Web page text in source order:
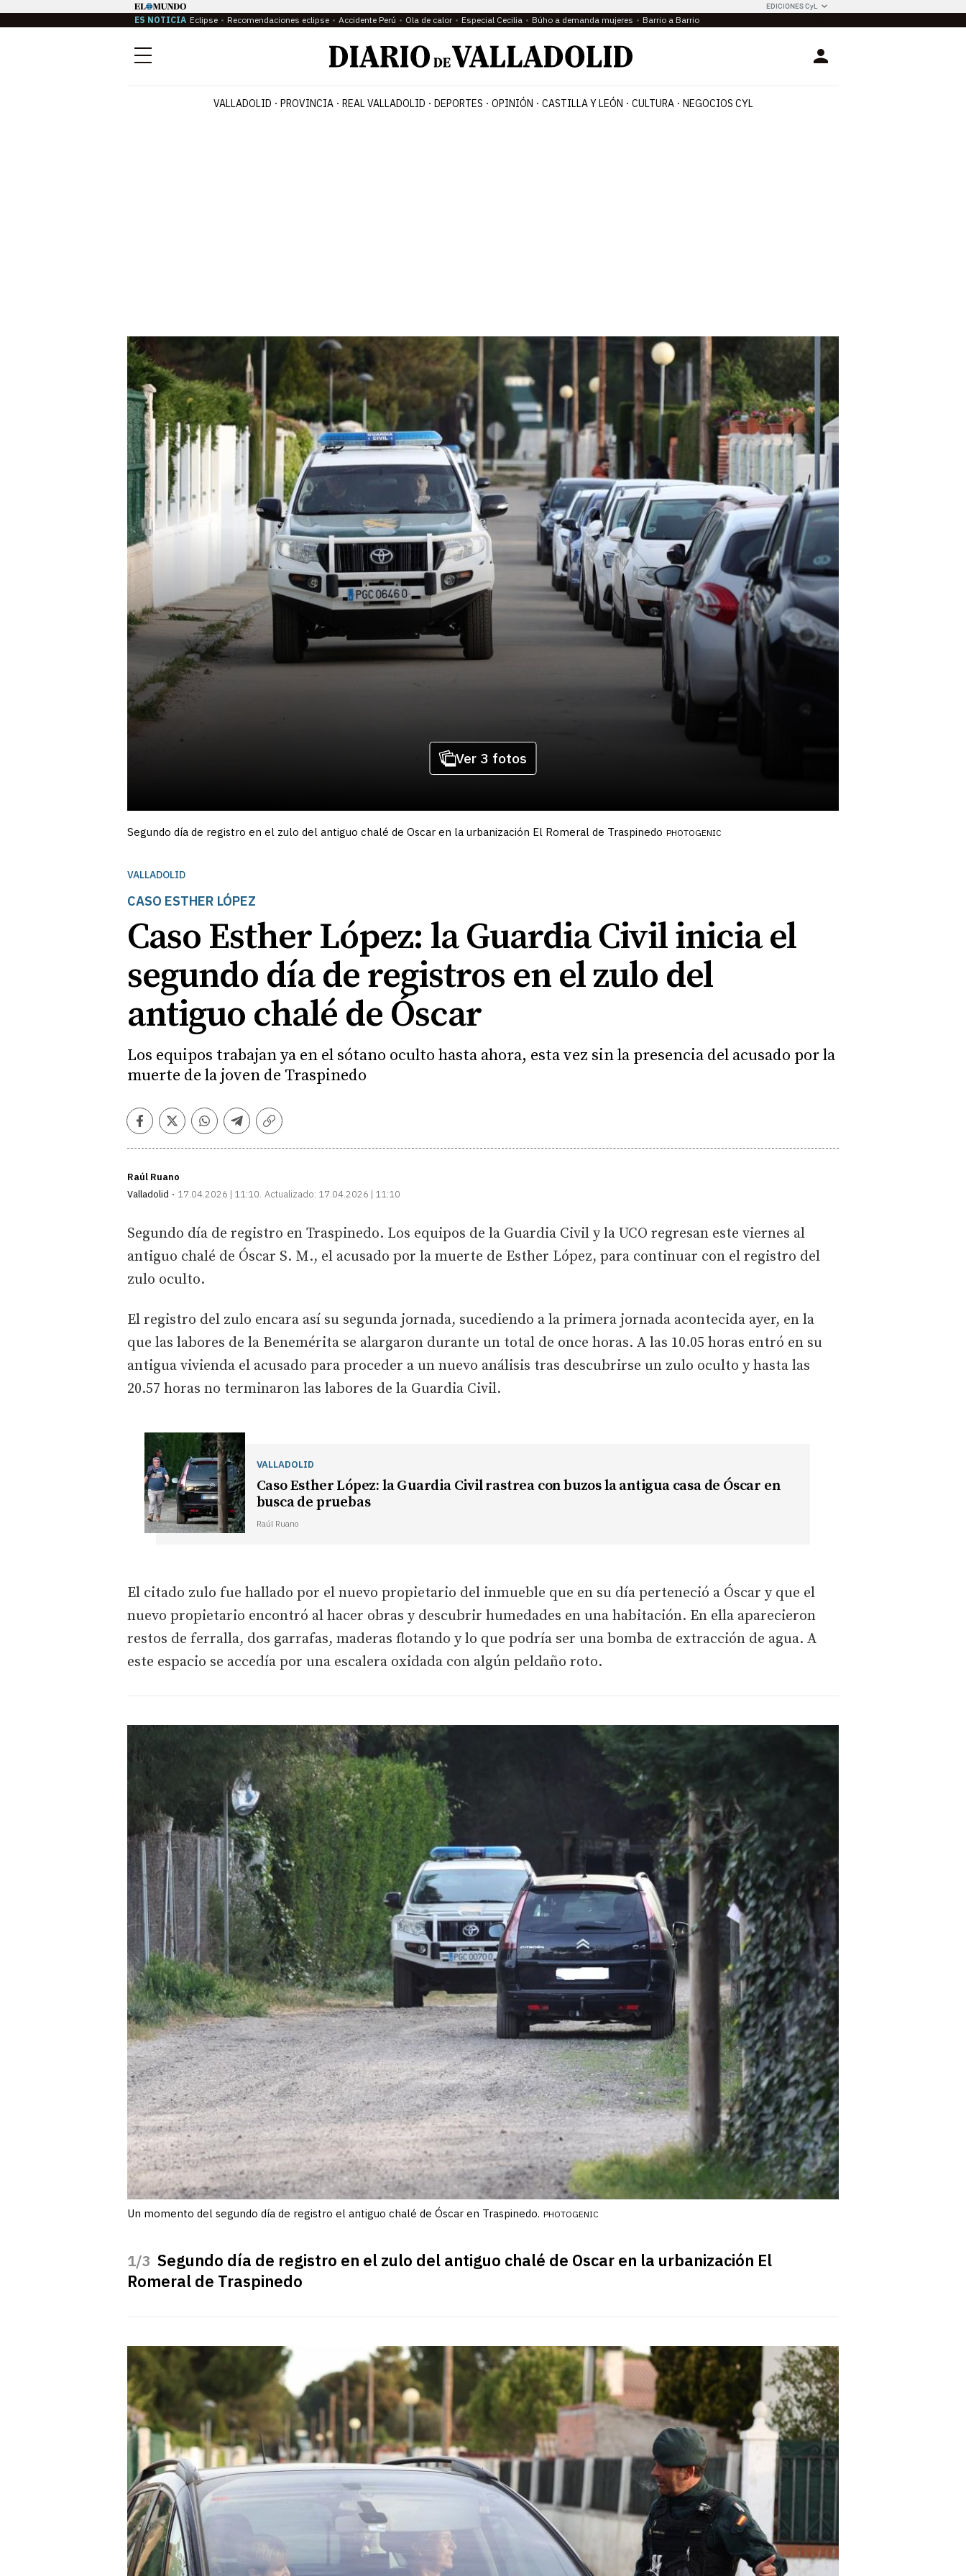
EDICIONES CyL
ES NOTICIA Eclipse Recomendaciones eclipse Accidente Perú Ola de calor Especial Cecilia Búho a demanda mujeres Barrio a Barrio
Menú Login
VALLADOLID PROVINCIA REAL VALLADOLID DEPORTES OPINIÓN CASTILLA Y LEÓN CULTURA NEGOCIOS CYL
Ver 3 fotos
Segundo día de registro en el zulo del antiguo chalé de Oscar en la urbanización El Romeral de Traspinedo PHOTOGENIC
VALLADOLID
CASO ESTHER LÓPEZ
Caso Esther López: la Guardia Civil inicia el
segundo día de registros en el zulo del
antiguo chalé de Óscar
Los equipos trabajan ya en el sótano oculto hasta ahora, esta vez sin la presencia del acusado por la
muerte de la joven de Traspinedo
Facebook
TwitterWhatsapp
Telegram
Copiar
Raúl Ruano
Valladolid
17.04.2026 | 11:10 Actualizado: 17.04.2026 | 11:10
Segundo día de registro en Traspinedo. Los equipos de la Guardia Civil y la UCO regresan este viernes al
antiguo chalé de Óscar S. M., el acusado por la muerte de Esther López, para continuar con el registro del
zulo oculto.
El registro del zulo encara así su segunda jornada, sucediendo a la primera jornada acontecida ayer, en la
que las labores de la Benemérita se alargaron durante un total de once horas. A las 10.05 horas entró en su
antigua vivienda el acusado para proceder a un nuevo análisis tras descubrirse un zulo oculto y hasta las
20.57 horas no terminaron las labores de la Guardia Civil.
VALLADOLID
Caso Esther López: la Guardia Civil rastrea con buzos la antigua casa de Óscar en
busca de pruebas
Raúl Ruano
El citado zulo fue hallado por el nuevo propietario del inmueble que en su día perteneció a Óscar y que el
nuevo propietario encontró al hacer obras y descubrir humedades en una habitación. En ella aparecieron
restos de ferralla, dos garrafas, maderas flotando y lo que podría ser una bomba de extracción de agua. A
este espacio se accedía por una escalera oxidada con algún peldaño roto.
Un momento del segundo día de registro el antiguo chalé de Óscar en Traspinedo. PHOTOGENIC
/3 Segundo día de registro en el zulo del antiguo chalé de Oscar en la urbanización El
Romeral de Traspinedo